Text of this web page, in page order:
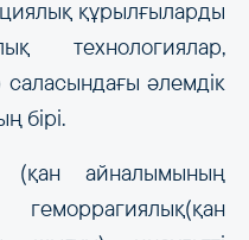
құрылғыларды
технологиялар,
әлемдік
бірі.
айналымының